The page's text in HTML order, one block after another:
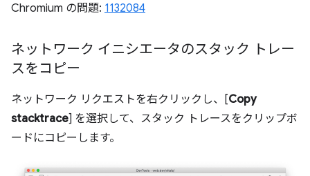
Chromium の問題: 1132084
ネットワーク イニシエータのスタック トレー
スをコピー
ネットワーク リクエストを右クリックし、[Copy
stacktrace] を選択して、スタック トレースをクリップボ
ードにコピーします。